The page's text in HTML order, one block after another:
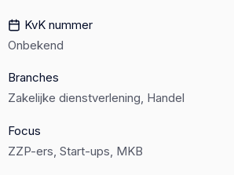
KvK nummer
Onbekend
Branches
Zakelijke dienstverlening, Handel
Focus
ZZP-ers, Start-ups, MKB